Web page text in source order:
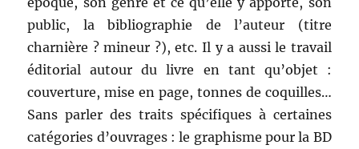
public, la bibliographie de l’auteur (titre
charnière ? mineur ?), etc. Il y a aussi le travail
éditorial autour du livre en tant qu’objet :
couverture, mise en page, tonnes de coquilles…
Sans parler des traits spécifiques à certaines
catégories d’ouvrages : le graphisme pour la BD